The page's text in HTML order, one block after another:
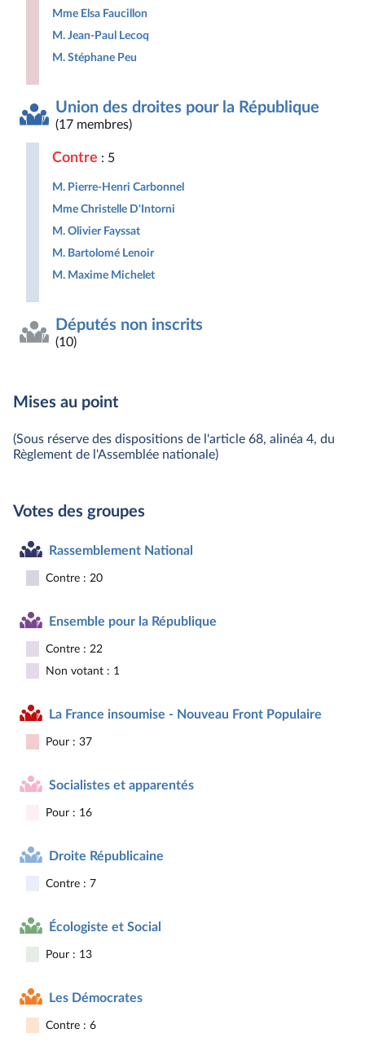
Mme Elsa Faucillon
M. Jean-Paul Lecoq
M. Stéphane Peu
Union des droites pour la République
(17 membres)
Contre : 5
M. Pierre-Henri Carbonnel
Mme Christelle D'Intorni
M. Olivier Fayssat
M. Bartolomé Lenoir
M. Maxime Michelet
Députés non inscrits
(10)
Mises au point
(Sous réserve des dispositions de l'article 68, alinéa 4, du
Règlement de l'Assemblée nationale)
Votes des groupes
Rassemblement National
Contre : 20
Ensemble pour la République
Contre : 22
Non votant : 1
La France insoumise - Nouveau Front Populaire
Pour : 37
Socialistes et apparentés
Pour : 16
Droite Républicaine
Contre : 7
Écologiste et Social
Pour : 13
Les Démocrates
Contre : 6